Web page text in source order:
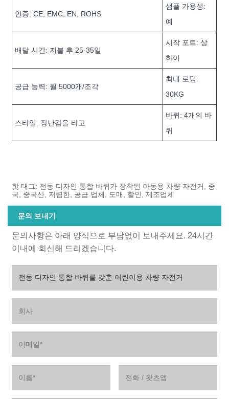
인증: CE, EMC, EN, ROHS
샘플 가용성:
예
배달 시간: 지불 후 25-35일
시작 포트: 상
하이
공급 능력: 월 5000개/조각
최대 로딩:
30KG
스타일: 장난감을 타고
바퀴: 4개의 바
퀴
핫 태그: 전동 디자인 통합 바퀴가 장착된 아동용 차량 자전거, 중
국, 중국산, 저렴한, 공급 업체, 도매, 할인, 제조업체
문의 보내기
문의사항은 아래 양식으로 부담없이 보내주세요. 24시간
이내에 회신해 드리겠습니다.